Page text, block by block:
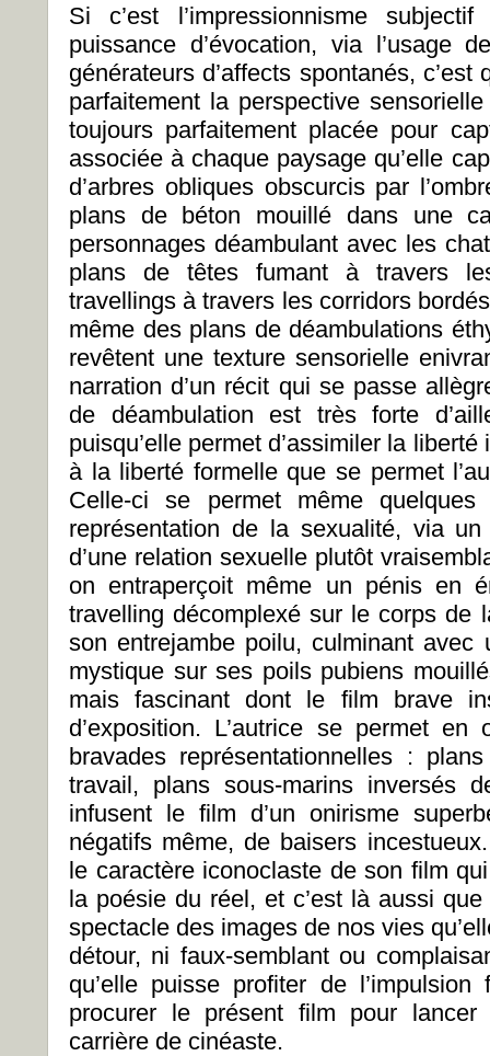
Si c’est l’impressionnisme
puissance d’évocation, via l’usage
générateurs d’affects spontanés,
parfaitement la perspective sensorielle
toujours parfaitement placée pour
associée à chaque paysage qu’elle
d’arbres obliques obscurcis par
plans de béton mouillé dans une
personnages déambulant avec les
plans de têtes fumant à travers
travellings à travers les corridors
même des plans de déambulations
revêtent une texture sensorielle
narration d’un récit qui se passe
de déambulation est très forte
puisqu’elle permet d’assimiler la
à la liberté formelle que se permet
Celle-ci se permet même
représentation de la sexualité, via
d’une relation sexuelle plutôt
on entraperçoit même un pénis en
travelling décomplexé sur le corps de
son entrejambe poilu, culminant avec
mystique sur ses poils pubiens
mais fascinant dont le film brave
d’exposition. L’autrice se permet
bravades représentationnelles :
travail, plans sous-marins inversés
infusent le film d’un onirisme
négatifs même, de baisers
le caractère iconoclaste de son film
la poésie du réel, et c’est là aussi
spectacle des images de nos vies
détour, ni faux-semblant ou
qu’elle puisse profiter de
procurer le présent film pour lancer
carrière de cinéaste.